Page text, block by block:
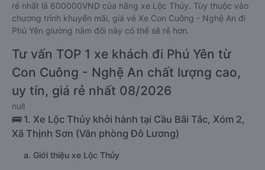
rẻ nhất là 600000VND của hãng xe Lộc Thủy. Tùy thuộc vào
chương trình khuyến mãi, giá vé Xe Con Cuông - Nghệ An đi
Phú Yên giường nằm đôi này có thể sẽ rẻ hơn.
Tư vấn TOP 1 xe khách đi Phú Yên từ
Con Cuông - Nghệ An chất lượng cao,
uy tín, giá rẻ nhất 08/2026
null
🚌 1. Xe Lộc Thủy khởi hành tại Cầu Bãi Tắc, Xóm 2,
Xã Thịnh Sơn (Văn phòng Đô Lương)
a. Giới thiệu xe Lộc Thủy